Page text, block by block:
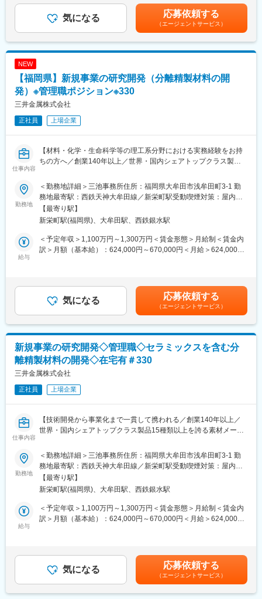
・自由な発想で業務の工夫を行うことができ、自身のスキル向上
ができます。
・社内外のさまざまな部署と協業する機会が多く、さまざまな人
アを積むことが可能です。
・事業部門への異動も可能であり、企画・営業・製造などゼネラ
リストとしてのプランも可能です。
の開発を担当いただく可能性もあります。
ち上げ・既存事業の拡大を牽引するための、機能材料事業本部内
の組織です。なお、BMXはBig Moves Transformationの略であ
り、経営陣一同、従来の三井金属の風習を打ち破るような、大胆
現在、複数の新規事業計画が進行しており、今後は事業化フェー
ズへの移行を加速していく段階です。
（テーマ例）
・半導体関連材料
・エレクトロニクス関連領域
■具体的な業務
実行に移行します。
・機能材料事業本部の各事業内容について知識を習得する
・プロジェクトの進捗を日々把握し、新たな情報や進展に合わせ
て、臨機応変に必要なアクションを定義し、M&A担当、開発・技
術担当、各事業部担当と協議しながら、進むべき方向性を迅速に
決定する
・プロジェクトに合わせて必要な資源を調達し投入する（人材や
にて業務を遂行。 国内・国外の出張が発生する可能性がありま
す。
■キャリアステップイメージ
プロジェクトを終えた後、本人の希望、資質等によって、新規収
益事業部門のトップとしてマネジメントを継続する、または別の
新規事業プロジェクトのリーダーとして、より広い範囲の業務を
推進する役職に従事します。
変更の範囲：会社の定める業務
あり、選考を通じて上下する可能性があります。月給(月額)は固定
手当を含めた表記です。
気になる 応募依頼する
（エージェントサービス）
NEW
【福岡県】新規事業の研究開発（分離精製材料の開
発）※管理職ポジション※330
三井金属株式会社
正社員 上場企業
仕事内容
【材料・化学・生命科学等の理工系分野における実務経験をお持
ちの方へ／創業140年以上／世界・国内シェアトップクラス製品
◆配属先ミッション
・事業ポートフォリオの組み換えとプログラマティックM&Aによ
り、持続的な企業価値向上を実現する
・既存事業の強化、新たな価値創出、新規事業創出の取り組みを
推進する
・企業価値向上のため、M&Aの活用や社外パートナーの起用など
を企画・提案・実行する
2022年に本社経営企画部直轄の戦略組織として新設され、新規事
業創出やM&Aを通じて成長戦略を創出し、企業価値向上を担う部
門です。
◆募集の背景
事業化検証を加速するため、開発プロジェクトを主体的に推進い
◆主な業務内容
セス・エンジニアリングの開発業務
・国内外パートナーとの共同研究開発プロジェクトの企画・推進
◆その他
・国内外への出張あり
（国内：年2～3回程度、1回あたり2日程度 海外（主に台湾）：
◆業務の面白み／魅力
◆キャリアパス
入社後は開発リーダーとして開発計画の立案・推進および共同開
発プロジェクトを主導いただきます。将来的には、技術開発に加
勤務地
＜勤務地詳細＞三池事務所住所：福岡県大牟田市浅牟田町3-1 勤
務地最寄駅：西鉄天神大牟田線／新栄町駅受動喫煙対策：屋内全
面禁煙変更の範囲：会社の定める事業所（リモートワーク含む）
【最寄り駅】
新栄町駅(福岡県)、大牟田駅、西鉄銀水駅
給与
＜予定年収＞1,100万円～1,300万円＜賃金形態＞月給制＜賃金内
訳＞月額（基本給）：624,000円～670,000円＜月給＞624,000円
性があります。月給(月額)は固定手当を含めた表記です。
気になる 応募依頼する
（エージェントサービス）
新規事業の研究開発◇管理職◇セラミックスを含む分
離精製材料の開発◇在宅有＃330
三井金属株式会社
正社員 上場企業
仕事内容
【技術開発から事業化まで一貫して携われる／創業140年以上／
世界・国内シェアトップクラス製品15種類以上を誇る素材メーカ
【職務内容】
・セラミックスを含む分離精製材料の開発、および分離精製プロ
セス・エンジニアリングの開発業務
・国内外パートナーとの共同研究開発プロジェクトの企画・推進
業務
【配属先ミッション】
・既存事業の強化、新たな価値創出、新規事業創出の取り組みを
推進する
・企業価値向上のため、M&Aの活用や社外パートナーの起用など
勤務地
＜勤務地詳細＞三池事務所住所：福岡県大牟田市浅牟田町3-1 勤
務地最寄駅：西鉄天神大牟田線／新栄町駅受動喫煙対策：屋内全
面禁煙変更の範囲：会社の定める事業所（リモートワーク含む）
【最寄り駅】
新栄町駅(福岡県)、大牟田駅、西鉄銀水駅
給与
＜予定年収＞1,100万円～1,300万円＜賃金形態＞月給制＜賃金内
訳＞月額（基本給）：624,000円～670,000円＜月給＞624,000円
安の金額であり、選考を通じて上下する可能性があります。月給
(月額)は固定手当を含めた表記です。
気になる 応募依頼する
（エージェントサービス）